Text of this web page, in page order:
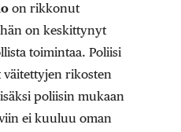
on rikkonut
on keskittynyt
toimintaa. Poliisi
väitettyjen rikosten
poliisin mukaan
ei kuuluu oman